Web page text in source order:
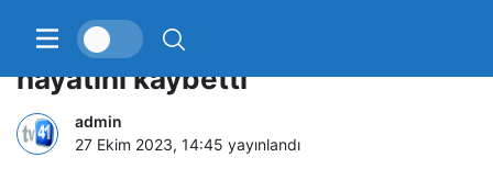
Eski Çin Başbakanı Li Keqiang
hayatını kaybetti
admin
27 Ekim 2023, 14:45 yayınlandı